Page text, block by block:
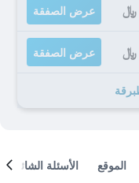
عرض الصفقة
عرض الصفقة
الموقع الأسئلة الشائعة